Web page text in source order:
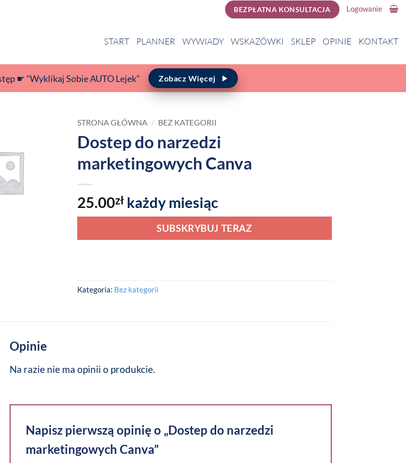
BEZPŁATNA KONSULTACJA Logowanie
START PLANNER WYWIADY WSKAZÓWKI SKLEP OPINIE KONTAKT
☛ "Wyklikaj Sobie AUTO Lejek" Zobacz Więcej
STRONA GŁÓWNA / BEZ KATEGORII
Dostep do narzedzi
marketingowych Canva
25.00zł każdy miesiąc
SUBSKRYBUJ TERAZ
Kategoria: Bez kategorii
Opinie
Na razie nie ma opinii o produkcie.
Napisz pierwszą opinię o „Dostep do narzedzi
marketingowych Canva”